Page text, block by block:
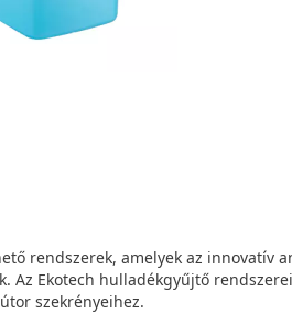
rendszerek, amelyek az innovatív
Az Ekotech hulladékgyűjtő
szekrényeihez.